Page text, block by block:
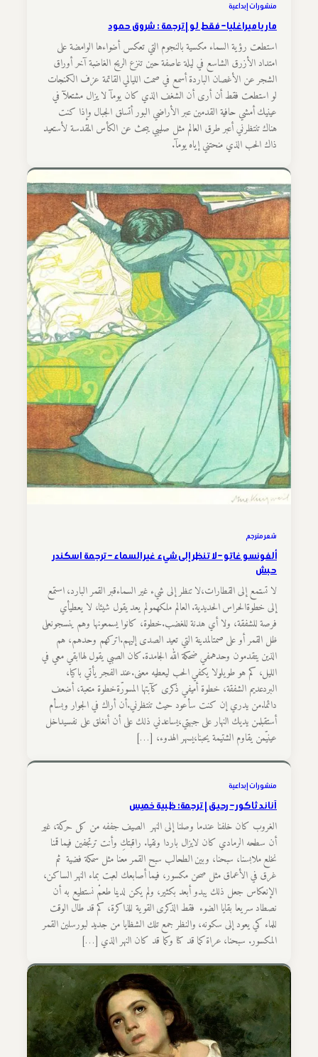
منشورات إبداعية
ماريا ميراغليا – فقط لو | ترجمة : شروق حمود
استطعت رؤية السماء مكسية بالنجوم التي تعكس أضواءها الوامضة على
امتداد الأزرق الشاسع في ليلة عاصفة حين تنزع الريح الغاضبة آخر أوراق
الشجر عن الأغصان الباردة أسمع في صمت الليالي القاتمة عزف الكمنجات
لو استطعت فقط أن أرى أن الشغف الذي كان يومآ لا يزال مشتعلآ في
عينيك أمشي حافية القدمين عبر الأراضي البور أتسلق الجبال وإذا كنت
هناك تنتظرني أعبر طرق العالم مثل صليبي يبحث عن الكأس المقدسة لأستعيد
ذاك الحب الذي منحتني إياه يومآ.
شعر مترجم
ألفونسو غاتو – لا تنظر إلى شيء غير السماء – ترجمة اسكندر
حبش
لا تستمع إلى القطارات،لا تنظر إلى شيء غير السماءقبر القمر البارد، استمع
إلى خطوةالحراس الحديدية. العالم ملكهمولم يعد يقول شيئا، لا يعطيأي
فرصة للشفقة، ولا أي هدنة للغضب.خطوة، كانوا يسمعونها وهم ينسجونعلى
ظل القمر أو على صمتالمدينة التي تعيد الصدى إليهم.اتركهم وحدهم، هم
الذين يتقدمون وحدهمفي ضحكة الله الجامدة.كان الصبي يقول لهاابقي معي في
الليل، كم هو طويلولا يكفي الحب ليعطيه معنى.عند الفجر يأتي باكيا،
البردعديم الشفقة، خطوة أميفي ذكرى كآبتها المسورّةخطوة متعبة، أضعف
دائما.من يدري إن كنت سأعود حيث تنتظرني.أن أراك في الجوار وبسأم
أستقبلمن يديك النهار على جبهتي،يساعدني ذلك على أن أنغلق على نفسيداخل
عينيّمن يقاوم الشتيمة يحبنا،يسهر الهدوء، […]
منشورات إبداعية
آناند ثاكور – رحيق | ترجمة: ظبية خميس
الغروب كان خلفنا عندما وصلنا إلى النهر ­ الصيف جففه من كل حركة، غير
أن سطحه الرمادي كان لايزال باردا ونقيا. راقبتكِ وأنت ترتجفين فيما قمنا
نخلع ملابسنا، سبحنا، وبين الطحالب سبح القمر معنا مثل سمكة فضية ­ ثم
غرق في الأعماق مثل صحن مكسور، فيما أصابعك لعبت بماء النهر الساكن،
الإنعكاس جعل ذلك يبدو أبعد بكثير، ولم يكن لدينا طعمْ نستطيع به أن
نصطاد سريعا بقايا الضوء ­ فقط الذكرى القوية للذاكرة، كم قد طال الوقت
للماء كي يعود إلى سكونه، والنظر جمع تلك الشظايا من جديد لبورسلين القمر
المكسور. سبحنا، عراة كما قد كنا وكما قد كان النهر الذي […]